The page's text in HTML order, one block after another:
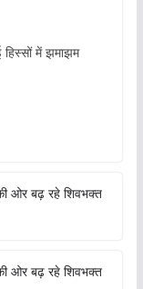
में झमाझम
ओर बढ़ रहे शिवभक्त
ओर बढ़ रहे शिवभक्त